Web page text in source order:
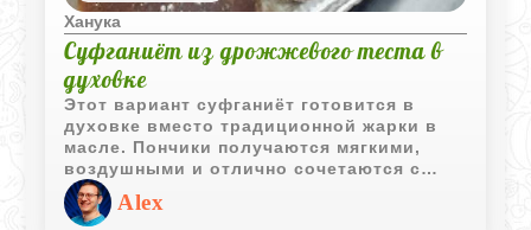
Ханука
Суфганиёт из дрожжевого теста в
духовке
Этот вариант суфганиёт готовится в
духовке вместо традиционной жарки в
масле. Пончики получаются мягкими,
воздушными и отлично сочетаются с
клубничным джемом или любимым
вареньем.
Alex